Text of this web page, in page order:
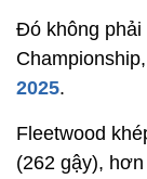
Đó không phải
2025.
Fleetwood
(262 gậy),